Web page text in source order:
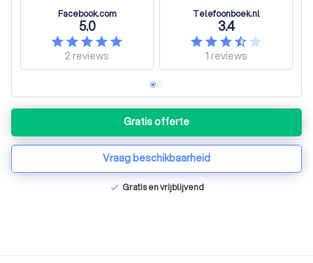
Facebook.com
5.0
2 reviews
Telefoonboek.nl
3.4
1 reviews
Gratis offerte
Vraag beschikbaarheid
check Gratis en vrijblijvend